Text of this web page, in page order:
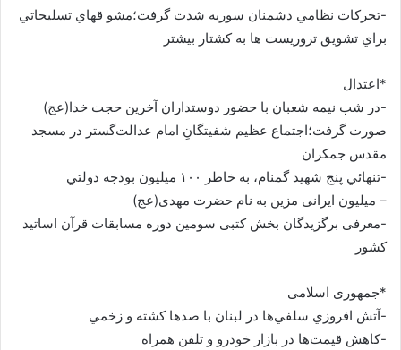
-تحركات نظامي دشمنان سوريه شدت گرفت؛مشو قهاي تسليحاتي
براي تشويق تروريست ها به كشتار بيشتر
*اعتدال
-در شب نیمه شعبان با حضور دوستداران آخرين حجت خدا(عج)
صورت گرفت؛اجتماع عظيم شفيتگانِ امام عدالت‌گستر در مسجد
مقدس جمکران
-تنهائي پنج شهید گمنام، به خاطر ۱۰۰ ميليون بودجه دولتي
– ميليون ايرانی مزين به نام حضرت مهدی(عج)
-معرفی برگزیدگان بخش كتبی سومين دوره مسابقات قرآن اساتيد
كشور
*جمهوری اسلامی
-آتش افروزي سلفي‌ها در لبنان با صدها كشته و زخمي
-كاهش قيمت‌ها در بازار خودرو و تلفن همراه